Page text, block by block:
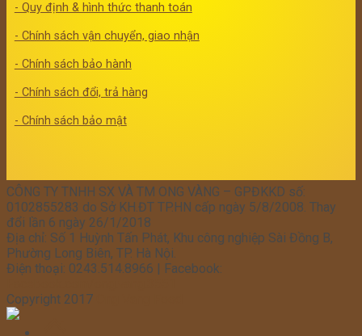
- Quy định & hình thức thanh toán
- Chính sách vận chuyển, giao nhận
- Chính sách bảo hành
- Chính sách đổi, trả hàng
- Chính sách bảo mật
CÔNG TY TNHH SX VÀ TM ONG VÀNG – GPĐKKD số:
0102855283 do Sở KH.ĐT TP.HN cấp ngày 5/8/2008. Thay
đổi lần 6 ngày 26/1/2018
Địa chỉ: Số 1 Huỳnh Tấn Phát, Khu công nghiệp Sài Đồng B,
Phường Long Biên, TP. Hà Nội.
Điện thoại: 0243.514.8966 | Facebook:
Copyright 2017